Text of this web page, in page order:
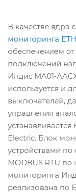
В качестве ядра
мониторинга ETH
обеспечением
подключений
Индис MA01-
используется и
выключателей,
управления
Electric. Блок
устройствами
MODBUS RTU
мониторинга
реализована по